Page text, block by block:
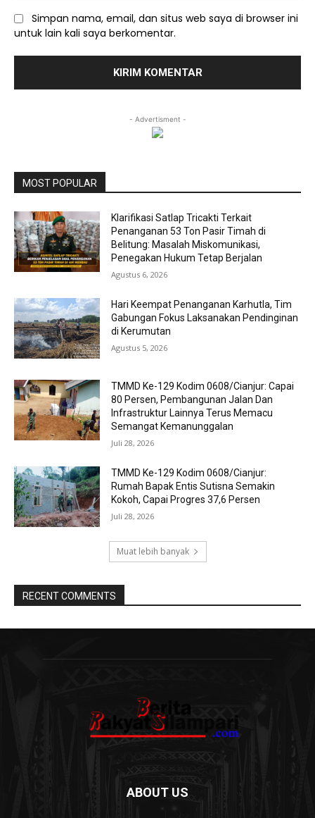
Simpan nama, email, dan situs web saya di browser ini
untuk lain kali saya berkomentar.
- Advertisment -
MOST POPULAR
Klarifikasi Satlap Tricakti Terkait
Penanganan 53 Ton Pasir Timah di
Belitung: Masalah Miskomunikasi,
Penegakan Hukum Tetap Berjalan
Agustus 6, 2026
Hari Keempat Penanganan Karhutla, Tim
Gabungan Fokus Laksanakan Pendinginan
di Kerumutan
Agustus 5, 2026
TMMD Ke-129 Kodim 0608/Cianjur: Capai
80 Persen, Pembangunan Jalan Dan
Infrastruktur Lainnya Terus Memacu
Semangat Kemanunggalan
Juli 28, 2026
TMMD Ke-129 Kodim 0608/Cianjur:
Rumah Bapak Entis Sutisna Semakin
Kokoh, Capai Progres 37,6 Persen
Juli 28, 2026
Muat lebih banyak
RECENT COMMENTS
ABOUT US